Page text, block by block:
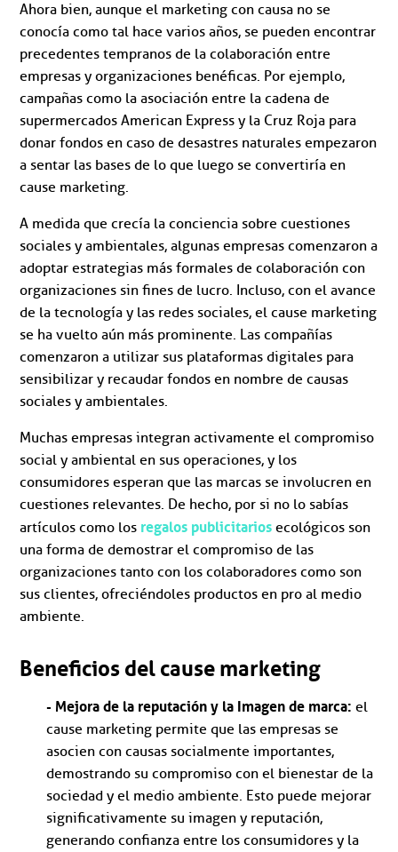
Ahora bien, aunque el marketing con causa no se
conocía como tal hace varios años, se pueden encontrar
precedentes tempranos de la colaboración entre
empresas y organizaciones benéficas. Por ejemplo,
campañas como la asociación entre la cadena de
supermercados American Express y la Cruz Roja para
donar fondos en caso de desastres naturales empezaron
a sentar las bases de lo que luego se convertiría en
cause marketing.
A medida que crecía la conciencia sobre cuestiones
sociales y ambientales, algunas empresas comenzaron a
adoptar estrategias más formales de colaboración con
organizaciones sin fines de lucro. Incluso, con el avance
de la tecnología y las redes sociales, el cause marketing
se ha vuelto aún más prominente. Las compañías
comenzaron a utilizar sus plataformas digitales para
sensibilizar y recaudar fondos en nombre de causas
sociales y ambientales.
Muchas empresas integran activamente el compromiso
social y ambiental en sus operaciones, y los
consumidores esperan que las marcas se involucren en
cuestiones relevantes. De hecho, por si no lo sabías
artículos como los regalos publicitarios ecológicos son
una forma de demostrar el compromiso de las
organizaciones tanto con los colaboradores como son
sus clientes, ofreciéndoles productos en pro al medio
ambiente.
Beneficios del cause marketing
- Mejora de la reputación y la Imagen de marca: el
cause marketing permite que las empresas se
asocien con causas socialmente importantes,
demostrando su compromiso con el bienestar de la
sociedad y el medio ambiente. Esto puede mejorar
significativamente su imagen y reputación,
generando confianza entre los consumidores y la